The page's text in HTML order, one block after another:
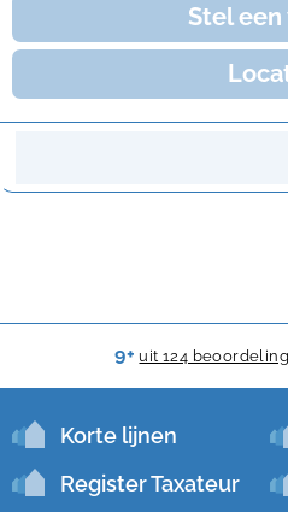
Stel een
9+ uit 124
Korte lijnen
Register Taxateur